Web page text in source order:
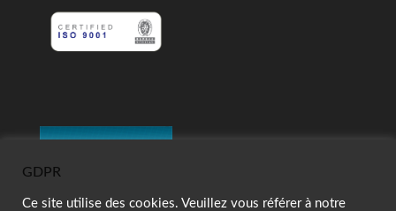
GDPR
Ce site utilise des cookies. Veuillez vous référer à notre